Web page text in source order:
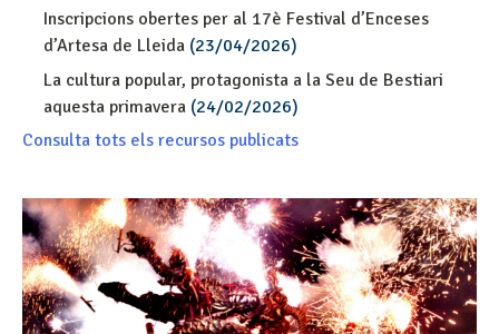
Inscripcions obertes per al 17è Festival d’Enceses
d’Artesa de Lleida (23/04/2026)
La cultura popular, protagonista a la Seu de Bestiari
aquesta primavera (24/02/2026)
Consulta tots els recursos publicats